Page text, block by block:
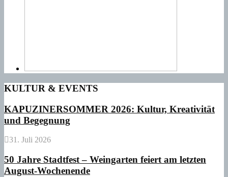
KULTUR & EVENTS
KAPUZINERSOMMER 2026: Kultur, Kreativität
und Begegnung
31. Juli 2026
50 Jahre Stadtfest – Weingarten feiert am letzten
August-Wochenende